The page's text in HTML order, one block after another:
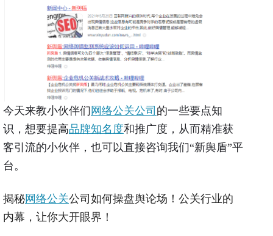
今天来教小伙伴们 网络公关公司 的一些要点知
识，想要提高品牌知名度和推广度，从而精准获
客引流的小伙伴，也可以直接咨询我们“新舆盾”平
台。
揭秘网络公关公司如何操盘舆论场！公关行业的
内幕，让你大开眼界！